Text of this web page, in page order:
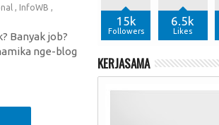
, InfoWB ,
Banyak job?
nge-blog
15k
Followers
6.5k
Likes
KERJASAMA